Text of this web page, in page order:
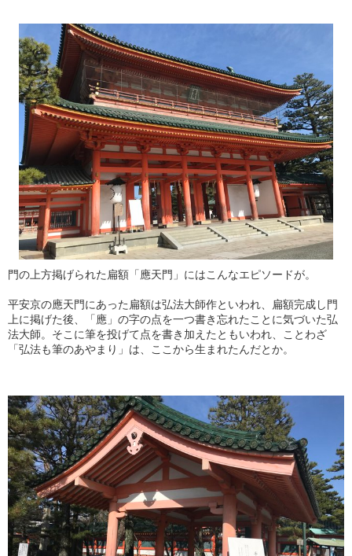
門の上方掲げられた扁額「應天門」にはこんなエピソードが。
平安京の應天門にあった扁額は弘法大師作といわれ、扁額完成し門
上に掲げた後、「應」の字の点を一つ書き忘れたことに気づいた弘
法大師。そこに筆を投げて点を書き加えたともいわれ、ことわざ
「弘法も筆のあやまり」は、ここから生まれたんだとか。